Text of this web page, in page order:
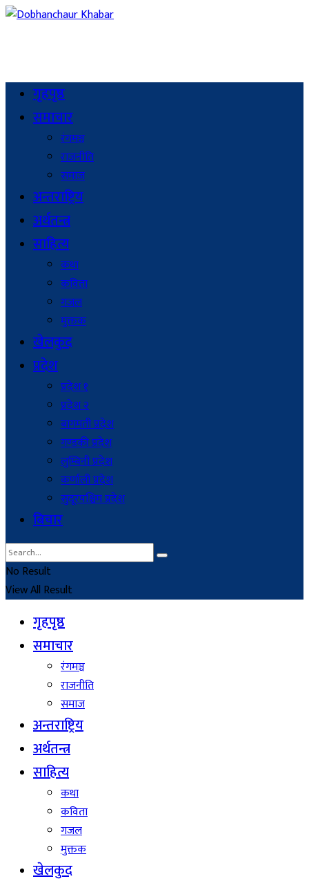
गृहपृष्ठ
समाचार
रंगमञ्च
राजनीति
समाज
अन्तराष्ट्रिय
अर्थतन्त्र
साहित्य
कथा
कविता
गजल
मुक्तक
खेलकुद
प्रदेश
प्रदेश १
प्रदेश २
बागमती प्रदेश
गण्डकी प्रदेश
लुम्बिनी प्रदेश
कर्णाली प्रदेश
सुदूरपश्चिम प्रदेश
बिचार
No Result
View All Result
गृहपृष्ठ
समाचार
रंगमञ्च
राजनीति
समाज
अन्तराष्ट्रिय
अर्थतन्त्र
साहित्य
कथा
कविता
गजल
मुक्तक
खेलकुद